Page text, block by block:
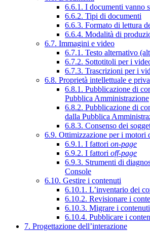
6.6.1. I documenti vanno
6.6.2. Tipi di documenti
6.6.3. Formato di lettura
6.6.4. Modalità di
6.7. Immagini e video
6.7.1. Testo alternativo
6.7.2. Sottotitoli per i
6.7.3. Trascrizioni per i
6.8. Proprietà intellettuale e
6.8.1. Pubblicazione di
Pubblica Amministrazione
6.8.2. Pubblicazione di
dalla Pubblica
6.8.3. Consenso dei
6.9. Ottimizzazione per i motori
6.9.1. I fattori on-page
6.9.2. I fattori off-page
6.9.3. Strumenti di
Console
6.10. Gestire i contenuti
6.10.1. L’inventario dei
6.10.2. Revisionare i
6.10.3. Migrare i contenuti
6.10.4. Pubblicare i
7. Progettazione dell’interazione